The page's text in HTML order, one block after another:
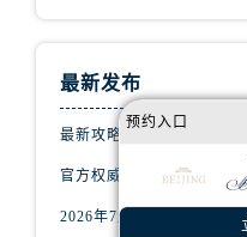
最新发布
预约入口